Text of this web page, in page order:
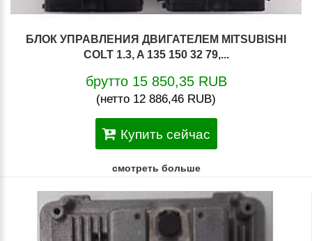
БЛОК УПРАВЛЕНИЯ ДВИГАТЕЛЕМ MITSUBISHI
COLT 1.3, A 135 150 32 79,...
брутто 15 850,35 RUB
(нетто 12 886,46 RUB)
Купить сейчас
смотреть больше